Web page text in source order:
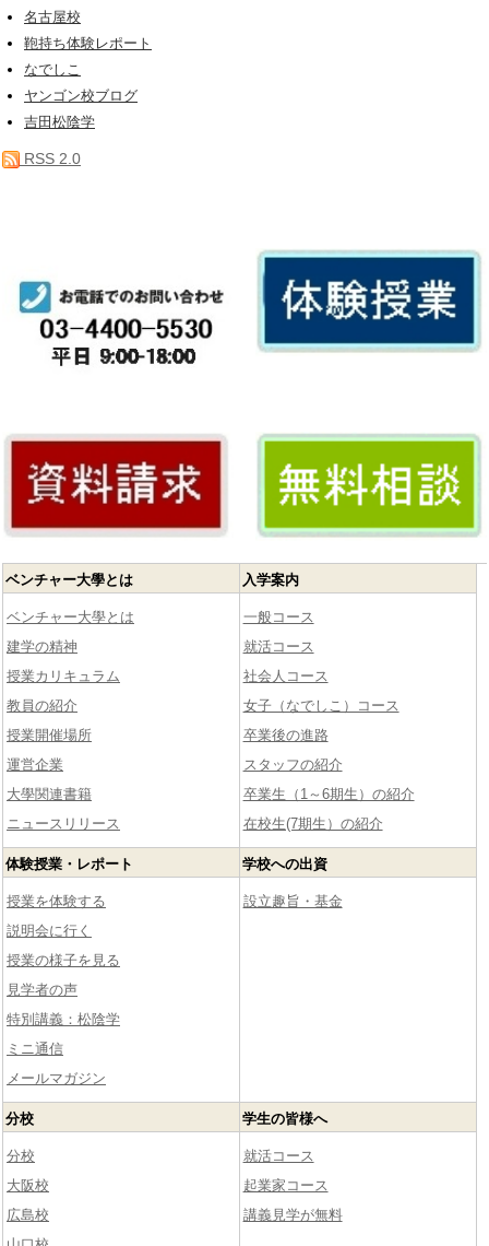
名古屋校
鞄持ち体験レポート
なでしこ
ヤンゴン校ブログ
吉田松陰学
RSS 2.0
ベンチャー大學とは
ベンチャー大學とは
建学の精神
授業カリキュラム
教員の紹介
授業開催場所
運営企業
大學関連書籍
ニュースリリース
入学案内
一般コース
就活コース
社会人コース
女子（なでしこ）コース
卒業後の進路
スタッフの紹介
卒業生（1～6期生）の紹介
在校生(7期生）の紹介
体験授業・レポート
授業を体験する
説明会に行く
授業の様子を見る
見学者の声
特別講義：松陰学
ミニ通信
メールマガジン
学校への出資
設立趣旨・基金
分校
分校
大阪校
広島校
学生の皆様へ
就活コース
起業家コース
講義見学が無料